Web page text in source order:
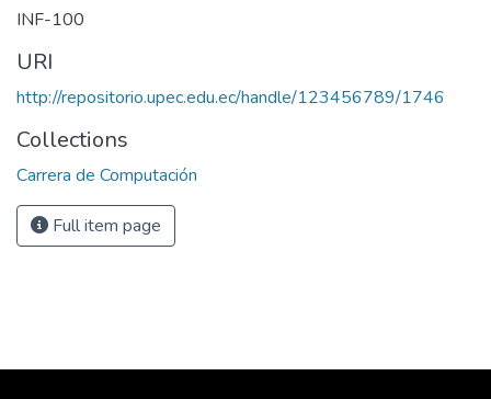
INF-100
URI
http://repositorio.upec.edu.ec/handle/123456789/1746
Collections
Carrera de Computación
Full item page